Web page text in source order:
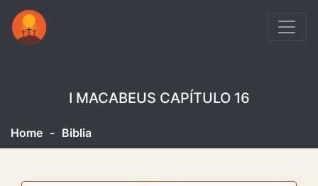
I MACABEUS CAPÍTULO 16
Home - Biblia